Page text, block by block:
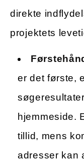
direkte
projektets
er det første,
hjemmeside.
tillid, mens
adresser kan